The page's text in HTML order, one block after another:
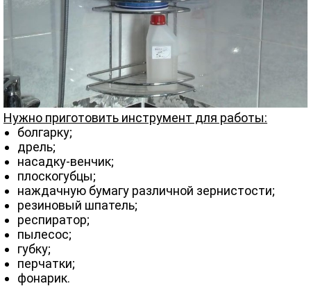
Нужно приготовить инструмент для работы:
болгарку;
дрель;
насадку-венчик;
плоскогубцы;
наждачную бумагу различной зернистости;
резиновый шпатель;
респиратор;
пылесос;
губку;
перчатки;
фонарик.